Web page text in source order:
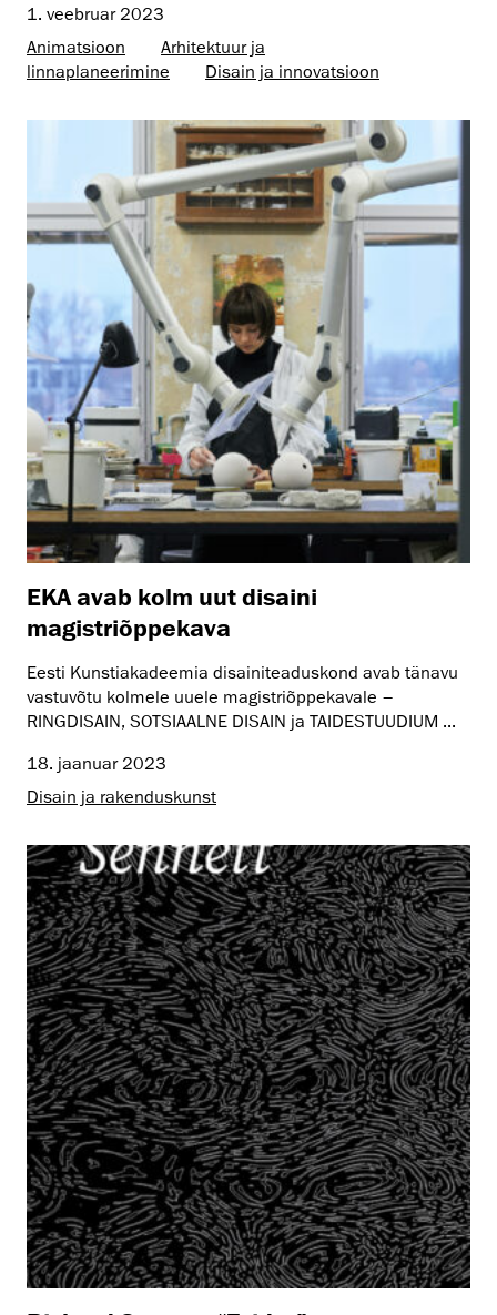
1. veebruar 2023
Animatsioon
Arhitektuur ja
linnaplaneerimine
Disain ja innovatsioon
EKA avab kolm uut disaini
magistriõppekava
Eesti Kunstiakadeemia disainiteaduskond avab tänavu
vastuvõtu kolmele uuele magistriõppekavale –
RINGDISAIN, SOTSIAALNE DISAIN ja TAIDESTUUDIUM ...
18. jaanuar 2023
Disain ja rakenduskunst